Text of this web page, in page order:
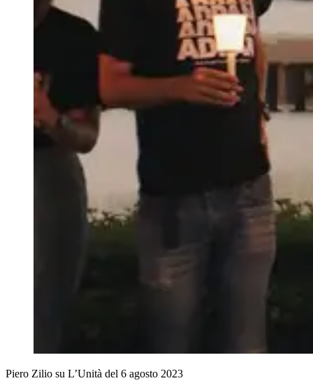
Piero Zilio su L’Unità del 6 agosto 2023